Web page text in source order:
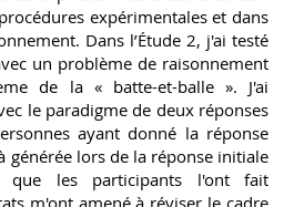
expérimentales et dans
Dans l’Étude 2, j'ai testé
un problème de raisonnement
de la « batte-et-balle ». J'ai
le paradigme de deux réponses
ayant donné la réponse
générée lors de la réponse initiale
les participants l'ont fait
m'ont amené à réviser le cadre